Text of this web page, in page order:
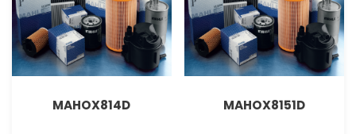
MAHOX8151D
MAHOX814D